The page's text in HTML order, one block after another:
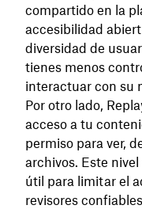
compartido en la
accesibilidad
diversidad de
tienes menos
interactuar con su
Por otro lado,
acceso a tu
permiso para ver,
archivos. Este
útil para limitar el
revisores